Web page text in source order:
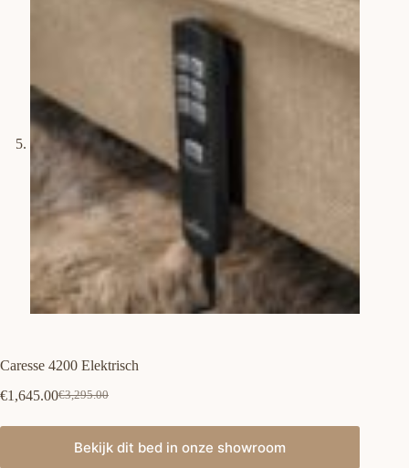
Caresse 4200 Elektrisch
€3,295.00
Oorspronkelijke
€3,295.00.
€1,645.00Huidige
€1,645.00.
Bekijk dit bed in onze showroom